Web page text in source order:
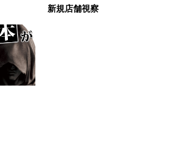
新規店舗視察